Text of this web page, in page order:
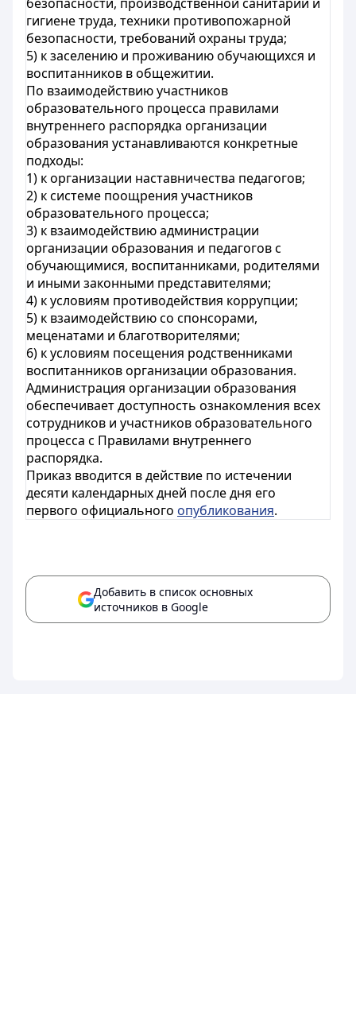
гигиене труда, техники противопожарной
безопасности, требований охраны труда;
5) к заселению и проживанию обучающихся и
воспитанников в общежитии.
По взаимодействию участников
образовательного процесса правилами
внутреннего распорядка организации
образования устанавливаются конкретные
подходы:
1) к организации наставничества педагогов;
2) к системе поощрения участников
образовательного процесса;
3) к взаимодействию администрации
организации образования и педагогов с
обучающимися, воспитанниками, родителями
и иными законными представителями;
4) к условиям противодействия коррупции;
5) к взаимодействию со спонсорами,
меценатами и благотворителями;
6) к условиям посещения родственниками
воспитанников организации образования.
Администрация организации образования
обеспечивает доступность ознакомления всех
сотрудников и участников образовательного
процесса с Правилами внутреннего
распорядка.
Приказ вводится в действие по истечении
десяти календарных дней после дня его
первого официального опубликования.
Добавить в список основных
источников в Google